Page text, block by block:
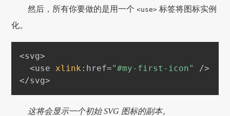
然后，所有你要做的是用一个<use> 标签将图标实例
化。
<svg>
  <use
xlink : href="#my-first-icon"
/>
这将会显示一个初始 SVG 图标的副本。